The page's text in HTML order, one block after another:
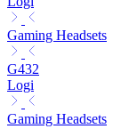
Gaming Headsets
G432
Logi
Gaming Headsets